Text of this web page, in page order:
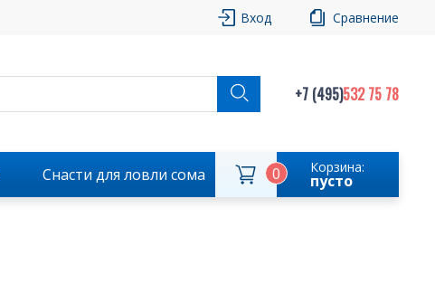
Вход Сравнение
+7 (495)532 75 78
Снасти для ловли сома Корзина:
пусто
0